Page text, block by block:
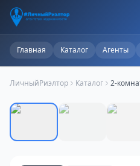
Главная Каталог Агенты
ЛичныйРиэлтор Каталог 2-